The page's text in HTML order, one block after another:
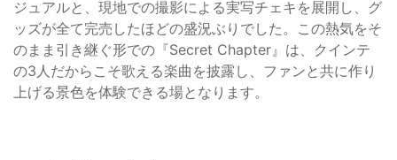
ジュアルと、現地での撮影による実写チェキを展開し、グ
ッズが全て完売したほどの盛況ぶりでした。この熱気をそ
のまま引き継ぐ形での『Secret Chapter』は、クインテ
の3人だからこそ歌える楽曲を披露し、ファンと共に作り
上げる景色を体験できる場となります。